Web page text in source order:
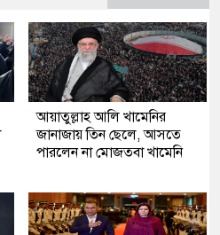
আয়াতুল্লাহ আলি খামেনির
জানাজায় তিন ছেলে, আসতে
পারলেন না মোজতবা খামেনি